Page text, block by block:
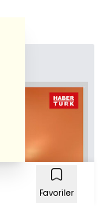
Favoriler